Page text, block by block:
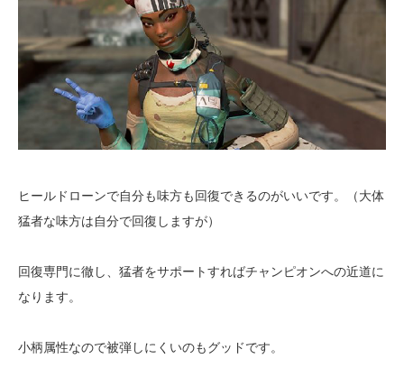
ヒールドローンで自分も味方も回復できるのがいいです。（大体
猛者な味方は自分で回復しますが）
回復専門に徹し、猛者をサポートすればチャンピオンへの近道に
なります。
小柄属性なので被弾しにくいのもグッドです。